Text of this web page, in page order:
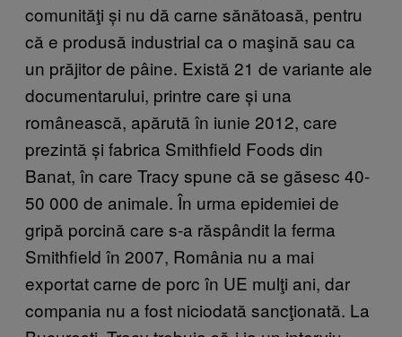
comunităţi și nu dă carne sănătoasă, pentru
că e produsă industrial ca o maşină sau ca
un prăjitor de pâine. Există 21 de variante ale
documentarului, printre care și una
românească, apărută în iunie 2012, care
prezintă și fabrica Smithfield Foods din
Banat, în care Tracy spune că se găsesc 40-
50 000 de animale. În urma epidemiei de
gripă porcină care s-a răspândit la ferma
Smithfield în 2007, România nu a mai
exportat carne de porc în UE mulţi ani, dar
compania nu a fost niciodată sancţionată. La